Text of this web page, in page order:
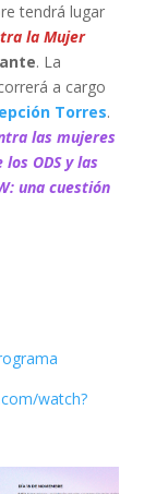
tendrá lugar
la Mujer
. La
a cargo
Torres.
las mujeres
ODS y las
una cuestión
watch?